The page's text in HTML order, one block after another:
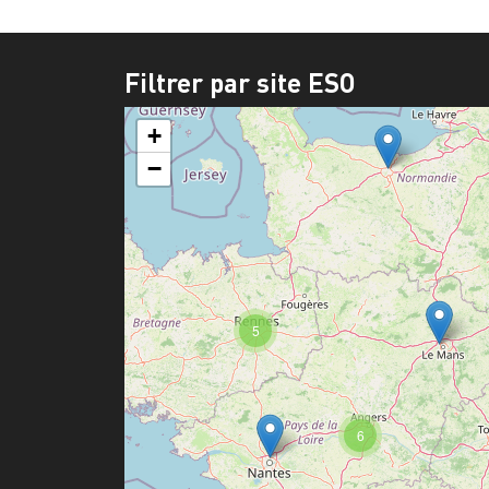
Filtrer par site ESO
6
5
+
−